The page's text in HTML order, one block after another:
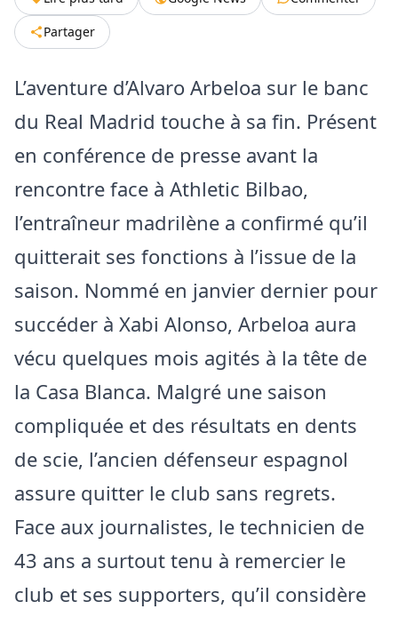
Partager
L’aventure d’Alvaro Arbeloa sur le banc
du Real Madrid touche à sa fin. Présent
en conférence de presse avant la
rencontre face à Athletic Bilbao,
l’entraîneur madrilène a confirmé qu’il
quitterait ses fonctions à l’issue de la
saison. Nommé en janvier dernier pour
succéder à Xabi Alonso, Arbeloa aura
vécu quelques mois agités à la tête de
la Casa Blanca. Malgré une saison
compliquée et des résultats en dents
de scie, l’ancien défenseur espagnol
assure quitter le club sans regrets.
Face aux journalistes, le technicien de
43 ans a surtout tenu à remercier le
club et ses supporters, qu’il considère